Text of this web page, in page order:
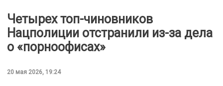
Четырех топ-чиновников
Нацполиции отстранили из-за дела
о «порноофисах»
20 мая 2026, 19:24